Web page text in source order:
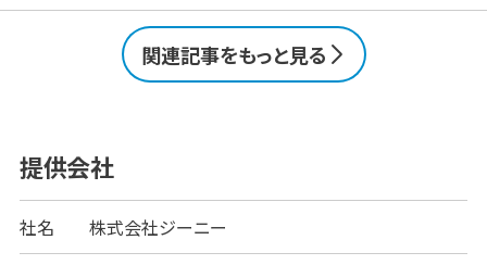
人ひとりの行動や興味関心に合わせた最適なコミュ
ニケーションを可能にし、マーケティング活動の質と効
率を飛躍的に向上させます。しかし、多くの製品が市場
に存在する中で、自社の課題に最適なツールを選ぶこ
します。それ [&hellip;]
関連記事をもっと見る
提供会社
社名 株式会社ジーニー